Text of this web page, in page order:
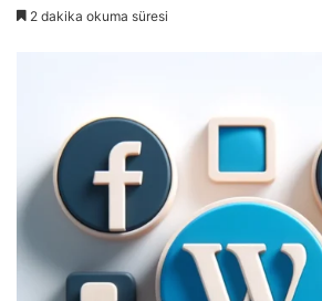
2 dakika okuma süresi